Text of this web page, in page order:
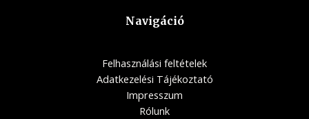
Navigáció
Felhasználási feltételek
Adatkezelési Tájékoztató
Impresszum
Rólunk